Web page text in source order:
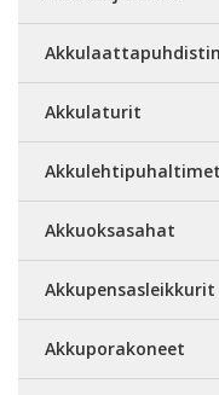
Akkulaturit
Akkulehtipuhaltimet
Akkuoksasahat
Akkupensasleikkurit
Akkuporakoneet